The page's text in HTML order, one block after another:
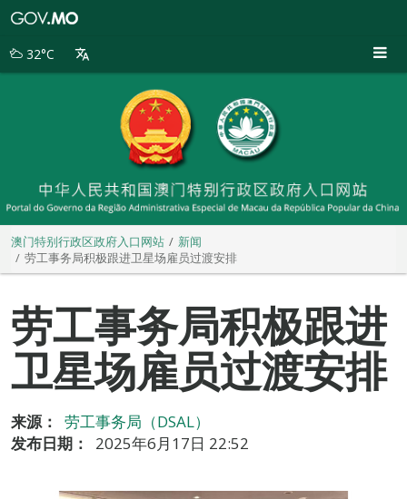
别
32°C
澳门特别行政区政府入口网站
新闻
劳工事务局积极跟进卫星场雇员过渡安排
劳工事务局积极跟进
卫星场雇员过渡安排
来源：
劳工事务局（DSAL）
发布日期：
2025年6月17日 22:52